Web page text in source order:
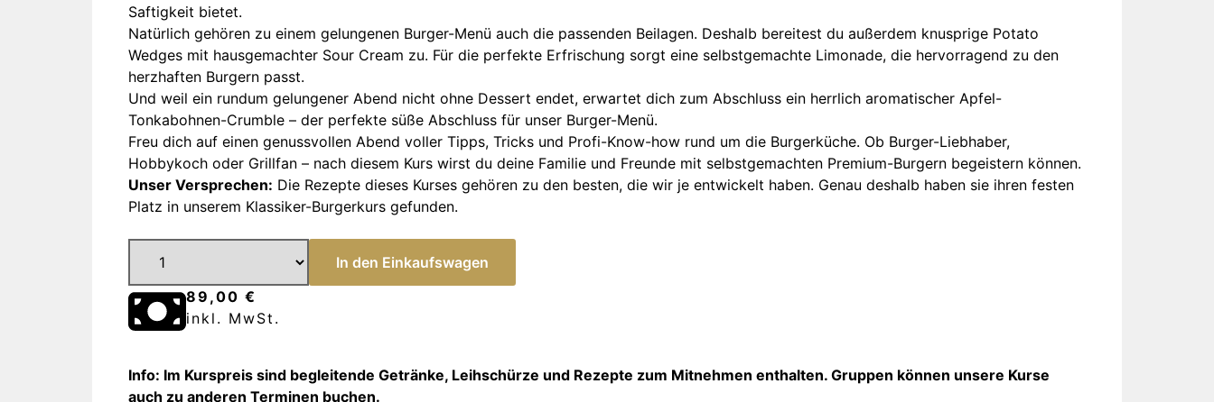
Saftigkeit bietet.
Natürlich gehören zu einem gelungenen Burger-Menü auch die passenden Beilagen. Deshalb bereitest du außerdem knusprige Potato
Wedges mit hausgemachter Sour Cream zu. Für die perfekte Erfrischung sorgt eine selbstgemachte Limonade, die hervorragend zu den
herzhaften Burgern passt.
Und weil ein rundum gelungener Abend nicht ohne Dessert endet, erwartet dich zum Abschluss ein herrlich aromatischer Apfel-
Tonkabohnen-Crumble – der perfekte süße Abschluss für unser Burger-Menü.
Freu dich auf einen genussvollen Abend voller Tipps, Tricks und Profi-Know-how rund um die Burgerküche. Ob Burger-Liebhaber,
Hobbykoch oder Grillfan – nach diesem Kurs wirst du deine Familie und Freunde mit selbstgemachten Premium-Burgern begeistern können.
Unser Versprechen: Die Rezepte dieses Kurses gehören zu den besten, die wir je entwickelt haben. Genau deshalb haben sie ihren festen
Platz in unserem Klassiker-Burgerkurs gefunden.
In den Einkaufswagen
89,00 €
inkl. MwSt.
Info: Im Kurspreis sind begleitende Getränke, Leihschürze und Rezepte zum Mitnehmen enthalten. Gruppen können unsere Kurse
auch zu anderen Terminen buchen.